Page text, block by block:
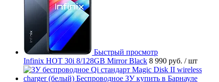
Быстрый просмотр
Infinix HOT 30i 8/128GB Mirror Black 8 990 руб. / шт